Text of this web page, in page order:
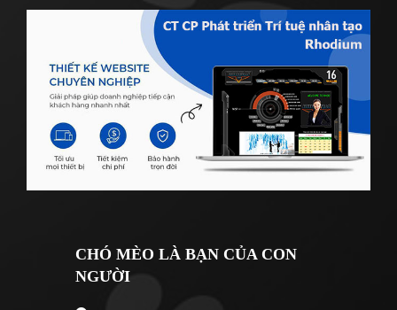
CHÓ MÈO LÀ BẠN CỦA CON
NGƯỜI